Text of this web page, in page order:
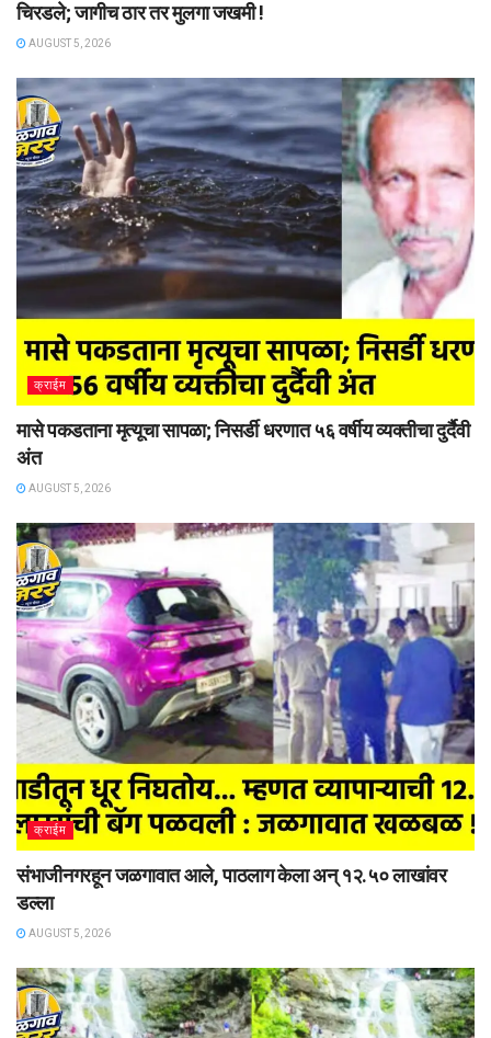
चिरडले; जागीच ठार तर मुलगा जखमी !
AUGUST 5, 2026
क्राईम
मासे पकडताना मृत्यूचा सापळा; निसर्डी धरणात ५६ वर्षीय व्यक्तीचा दुर्दैवी
अंत
AUGUST 5, 2026
क्राईम
संभाजीनगरहून जळगावात आले, पाठलाग केला अन् १२.५० लाखांवर
डल्ला
AUGUST 5, 2026